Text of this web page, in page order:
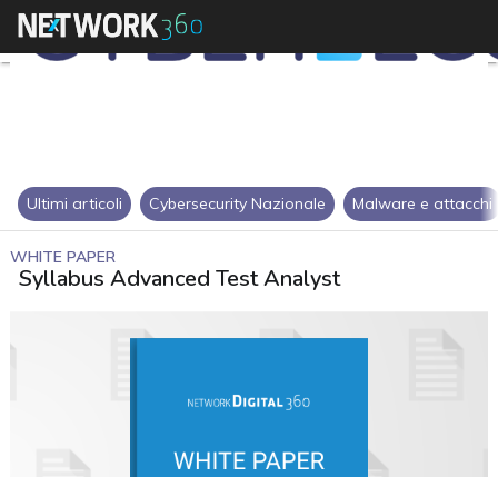
Ultimi articoli Cybersecurity Nazionale Malware e attacchi
WHITE PAPER
Syllabus Advanced Test Analyst